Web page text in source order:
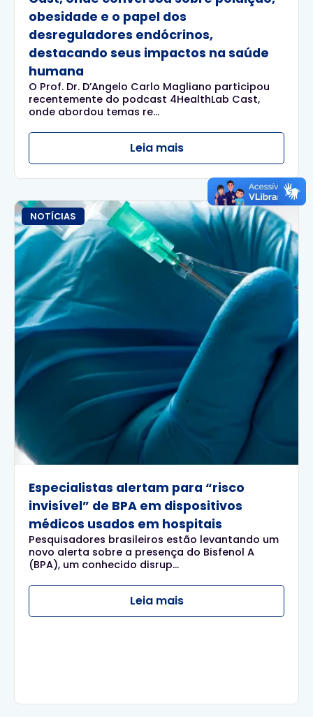
obesidade e o papel dos
desreguladores endócrinos,
destacando seus impactos na saúde
humana
O Prof. Dr. D’Angelo Carlo Magliano participou
recentemente do podcast 4HealthLab Cast,
onde abordou temas re...
Leia mais
NOTÍCIAS
Especialistas alertam para “risco
invisível” de BPA em dispositivos
médicos usados em hospitais
Pesquisadores brasileiros estão levantando um
novo alerta sobre a presença do Bisfenol A
(BPA), um conhecido disrup...
Leia mais